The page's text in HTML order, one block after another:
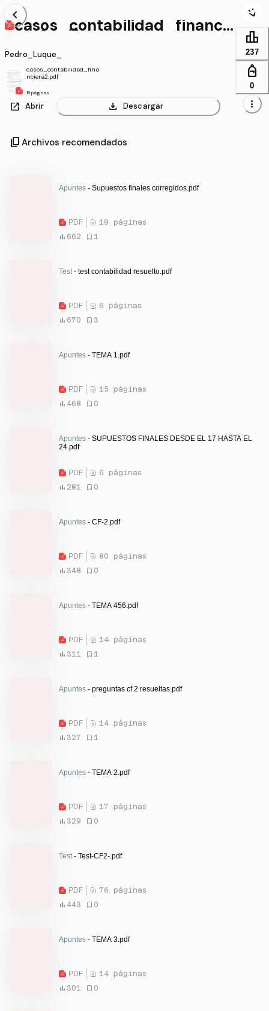
chevron_left
casos_contabilidad_financi
era2.pdf
Pedro_Luque_
casos_contabilidad_fina
nciera2.pdf
19 páginas
open_in_new Abrir download Descargar
leaderboard
237
personal_bag
0
more_vert
content_copy Archivos recomendados
Apuntes - Supuestos finales corregidos.pdf
PDF
19 páginas
662
1
Test - test contabilidad resuelto.pdf
PDF
6 páginas
670
3
Apuntes - TEMA 1.pdf
PDF
15 páginas
468
0
Apuntes - SUPUESTOS FINALES DESDE EL 17 HASTA EL
24.pdf
PDF
6 páginas
281
0
Apuntes - CF-2.pdf
PDF
80 páginas
348
0
Apuntes - TEMA 456.pdf
PDF
14 páginas
311
1
Apuntes - preguntas cf 2 resueltas.pdf
PDF
14 páginas
327
1
Apuntes - TEMA 2.pdf
PDF
17 páginas
329
0
Test - Test-CF2-.pdf
PDF
76 páginas
443
0
Apuntes - TEMA 3.pdf
PDF
14 páginas
301
0